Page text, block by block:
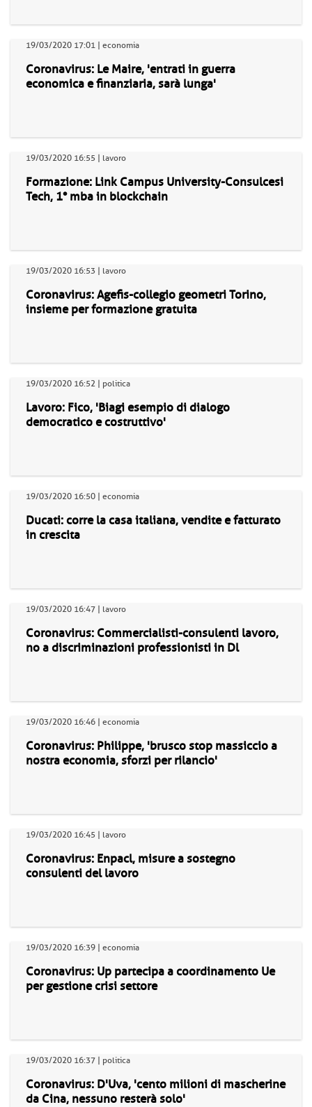
19/03/2020 17:01 | economia
Coronavirus: Le Maire, 'entrati in guerra
economica e finanziaria, sarà lunga'
19/03/2020 16:55 | lavoro
Formazione: Link Campus University-Consulcesi
Tech, 1° mba in blockchain
19/03/2020 16:53 | lavoro
Coronavirus: Agefis-collegio geometri Torino,
insieme per formazione gratuita
19/03/2020 16:52 | politica
Lavoro: Fico, 'Biagi esempio di dialogo
democratico e costruttivo'
19/03/2020 16:50 | economia
Ducati: corre la casa italiana, vendite e fatturato
in crescita
19/03/2020 16:47 | lavoro
Coronavirus: Commercialisti-consulenti lavoro,
no a discriminazioni professionisti in Dl
19/03/2020 16:46 | economia
Coronavirus: Philippe, 'brusco stop massiccio a
nostra economia, sforzi per rilancio'
19/03/2020 16:45 | lavoro
Coronavirus: Enpacl, misure a sostegno
consulenti del lavoro
19/03/2020 16:39 | economia
Coronavirus: Up partecipa a coordinamento Ue
per gestione crisi settore
19/03/2020 16:37 | politica
Coronavirus: D'Uva, 'cento milioni di mascherine
da Cina, nessuno resterà solo'